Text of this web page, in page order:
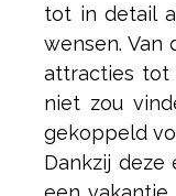
tot in detail
wensen. Van
attracties tot
niet zou
gekoppeld
Dankzij